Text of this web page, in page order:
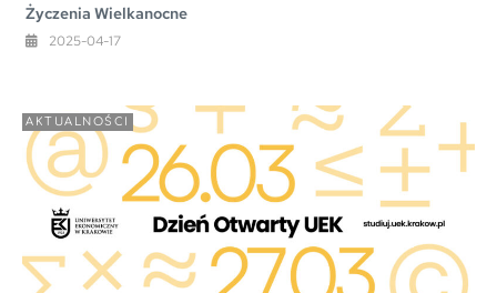
Życzenia Wielkanocne
2025-04-17
AKTUALNOŚCI